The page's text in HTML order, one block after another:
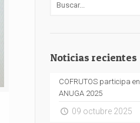
Noticias recientes
COFRUTOS participa en
ANUGA 2025
09 octubre 2025